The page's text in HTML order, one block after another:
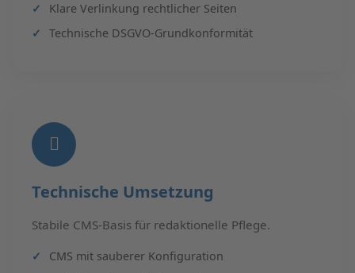
Klare Verlinkung rechtlicher Seiten
Technische DSGVO-Grundkonformität
Technische Umsetzung
Stabile CMS-Basis für redaktionelle Pflege.
CMS mit sauberer Konfiguration